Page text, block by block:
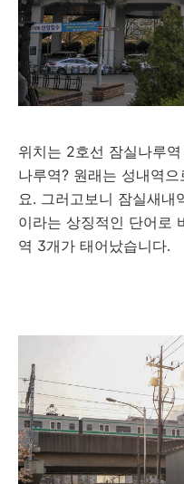
위치는 2호선 잠실나루
나루역? 원래는 성내역
요. 그러고보니 잠실새내
이라는 상징적인 단어로
역 3개가 태어났습니다.